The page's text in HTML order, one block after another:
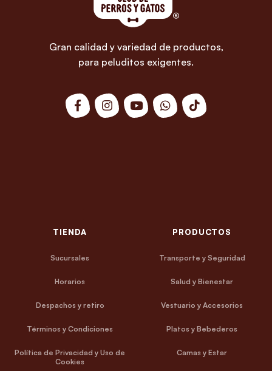
Gran calidad y variedad de productos,
para peluditos exigentes.
TIENDA
Sucursales
Horarios
Despachos y retiro
Términos y Condiciones
Política de Privacidad y Uso de
Cookies
PRODUCTOS
Transporte y Seguridad
Salud y Bienestar
Vestuario y Accesorios
Platos y Bebederos
Camas y Estar